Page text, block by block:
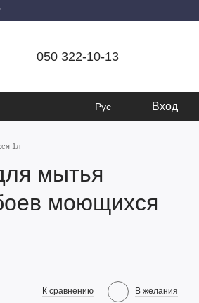
050 322-10-13
Рус Вход
1л
мытья
моющихся
К сравнению В желания